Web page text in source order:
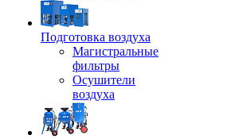
Подготовка воздуха
Магистральные
фильтры
Осушители
воздуха